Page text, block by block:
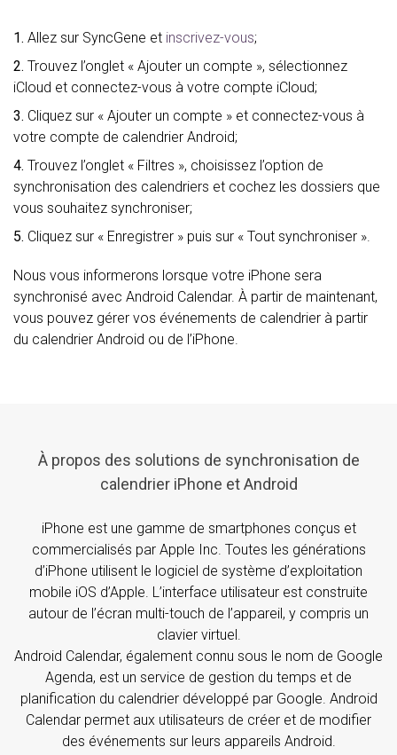
1. Allez sur SyncGene et inscrivez-vous;
2. Trouvez l’onglet « Ajouter un compte », sélectionnez
iCloud et connectez-vous à votre compte iCloud;
3. Cliquez sur « Ajouter un compte » et connectez-vous à
votre compte de calendrier Android;
4. Trouvez l’onglet « Filtres », choisissez l’option de
synchronisation des calendriers et cochez les dossiers que
vous souhaitez synchroniser;
5. Cliquez sur « Enregistrer » puis sur « Tout synchroniser ».
Nous vous informerons lorsque votre iPhone sera
synchronisé avec Android Calendar. À partir de maintenant,
vous pouvez gérer vos événements de calendrier à partir
du calendrier Android ou de l’iPhone.
À propos des solutions de synchronisation de
calendrier iPhone et Android
iPhone est une gamme de smartphones conçus et
commercialisés par Apple Inc. Toutes les générations
d’iPhone utilisent le logiciel de système d’exploitation
mobile iOS d’Apple. L’interface utilisateur est construite
autour de l’écran multi-touch de l’appareil, y compris un
clavier virtuel.
Android Calendar, également connu sous le nom de Google
Agenda, est un service de gestion du temps et de
planification du calendrier développé par Google. Android
Calendar permet aux utilisateurs de créer et de modifier
des événements sur leurs appareils Android.